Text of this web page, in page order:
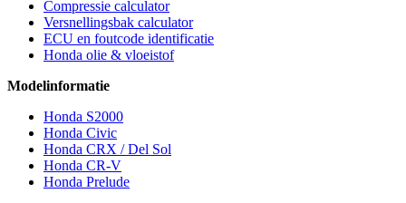
Compressie calculator
Versnellingsbak calculator
ECU en foutcode identificatie
Honda olie & vloeistof
Modelinformatie
Honda S2000
Honda Civic
Honda CRX / Del Sol
Honda CR-V
Honda Prelude